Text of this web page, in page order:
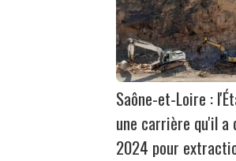
Saône-et-Loire :
une carrière qu'il a
2024 pour